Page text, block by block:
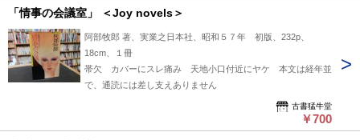
「情事の会議室」 ＜Joy novels＞
阿部牧郎 著、実業之日本社、昭和５７年 初版、232p、
18cm、１冊
帯欠 カバーにスレ痛み 天地小口付近にヤケ 本文は経年並
で、通読には差し支えありません
古書猛牛堂
￥700